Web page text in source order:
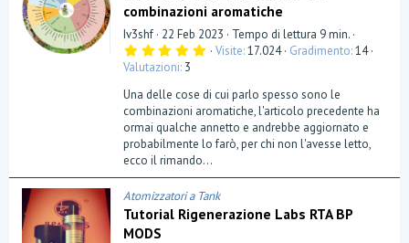
combinazioni aromatiche
Iv3shf 22 Feb 2023
Tempo di lettura 9 min.
5
s
t
l
l
(
e
)
Visite 17.024 Gradimento 14
Valutazioni 3
Una delle cose di cui parlo spesso sono le
combinazioni aromatiche, l'articolo precedente ha
ormai qualche annetto e andrebbe aggiornato e
probabilmente lo farò, per chi non l'avesse letto,
ecco il rimando...
Atomizzatori a Tank
Tutorial Rigenerazione Labs RTA BP
MODS